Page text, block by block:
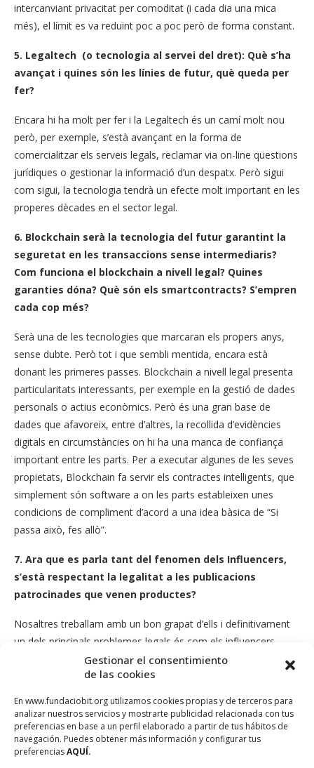
Gestionar el consentimiento
de las cookies
En www.fundaciobit.org utilizamos cookies propias y de terceros para
analizar nuestros servicios y mostrarte publicidad relacionada con tus
preferencias en base a un perfil elaborado a partir de tus hábitos de
navegación. Puedes obtener más información y configurar tus
preferenciasAQUÍ.
intercanviant privacitat per comoditat (i cada dia una mica
més), el límit es va reduint poc a poc però de forma constant.
5. Legaltech (o tecnologia al servei del dret): Què s’ha
avançat i quines són les línies de futur, què queda per
fer?
Encara hi ha molt per fer i la Legaltech és un camí molt nou
però, per exemple, s’està avançant en la forma de
comercialitzar els serveis legals, reclamar via on-line qüestions
jurídiques o gestionar la informació d’un despatx. Però sigui
com sigui, la tecnologia tendrà un efecte molt important en les
properes dècades en el sector legal.
6. Blockchain serà la tecnologia del futur garantint la
seguretat en les transaccions sense intermediaris?
Com funciona el blockchain a nivell legal? Quines
garanties dóna? Què són els smartcontracts? S’empren
cada cop més?
Serà una de les tecnologies que marcaran els propers anys,
sense dubte. Però tot i que sembli mentida, encara està
donant les primeres passes. Blockchain a nivell legal presenta
particularitats interessants, per exemple en la gestió de dades
personals o actius econòmics. Però és una gran base de
dades que afavoreix, entre d’altres, la recollida d’evidències
digitals en circumstàncies on hi ha una manca de confiança
important entre les parts. Per a executar algunes de les seves
propietats, Blockchain fa servir els contractes intel·ligents, que
simplement són software a on les parts estableixen unes
condicions de compliment d’acord a una idea bàsica de “Si
passa això, fes allò”.
7. Ara que es parla tant del fenomen dels Influencers,
s’està respectant la legalitat a les publicacions
patrocinades que venen productes?
Nosaltres treballam amb un bon grapat d’ells i definitivament
un dels principals problemes legals és com els influencers
informen als seus usuaris sobre els productes que
promocionen. S’està treballant en codis d’autoregulació per a
resoldre aquesta problemàtica, però alguns països com UK o
Alemanya ja estan donant passes més serioses (multes)
respecte d’aquest tema.
8. Les empreses estan prou conscienciades dels riscos